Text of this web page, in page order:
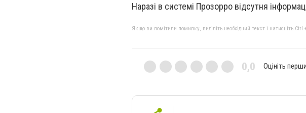
Наразі в системі Прозорро відсутня
Якщо ви помітили помилку, виділіть необхідний текст і натисніть
0,0 Оцініть